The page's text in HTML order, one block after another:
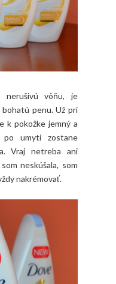
nerušivú vôňu, je
penu. Už pri
k pokožke jemný a
po umytí zostane
Vraj netreba ani
neskúšala, som
nakrémovať.